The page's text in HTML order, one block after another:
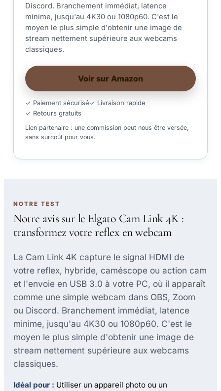
Discord. Branchement immédiat, latence
minime, jusqu'au 4K30 ou 1080p60. C'est le
moyen le plus simple d'obtenir une image de
stream nettement supérieure aux webcams
classiques.
Voir sur Amazon
✓ Paiement sécurisé✓ Livraison rapide
✓ Retours gratuits
Lien partenaire : une commission peut nous être versée,
sans surcoût pour vous.
NOTRE TEST
Notre avis sur le Elgato Cam Link 4K :
transformez votre reflex en webcam
La Cam Link 4K capture le signal HDMI de
votre reflex, hybride, caméscope ou action cam
et l'envoie en USB 3.0 à votre PC, où il apparaît
comme une simple webcam dans OBS, Zoom
ou Discord. Branchement immédiat, latence
minime, jusqu'au 4K30 ou 1080p60. C'est le
moyen le plus simple d'obtenir une image de
stream nettement supérieure aux webcams
classiques.
Idéal pour : Utiliser un appareil photo ou un